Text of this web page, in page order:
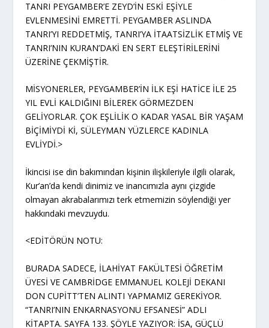
TANRI PEYGAMBER’E ZEYD’İN ESKİ EŞİYLE
EVLENMESİNİ EMRETTİ. PEYGAMBER ASLINDA
TANRI’YI REDDETMİŞ, TANRI’YA İTAATSİZLİK ETMİŞ VE
TANRI’NIN KURAN’DAKİ EN SERT ELEŞTİRİLERİNİ
ÜZERİNE ÇEKMİŞTİR.
MİSYONERLER, PEYGAMBER’İN İLK EŞİ HATİCE İLE 25
YIL EVLİ KALDIĞINI BİLEREK GÖRMEZDEN
GELİYORLAR. ÇOK EŞLİLİK O KADAR YASAL BİR YAŞAM
BİÇİMİYDİ Kİ, SÜLEYMAN YÜZLERCE KADINLA
EVLİYDİ.>
İkincisi ise din bakımından kişinin ilişkileriyle ilgili olarak,
Kur’an’da kendi dinimiz ve inancımızla aynı çizgide
olmayan akrabalarımızı terk etmemizin söylendiği yer
hakkındaki mevzuydu.
<EDİTÖRÜN NOTU:
BURADA SADECE, İLAHİYAT FAKÜLTESİ ÖĞRETİM
ÜYESİ VE CAMBRİDGE EMMANUEL KOLEJİ DEKANI
DON CUPİTT’TEN ALINTI YAPMAMIZ GEREKİYOR.
“TANRI’NIN ENKARNASYONU EFSANESİ” ADLI
KİTAPTA. SAYFA 133. ŞÖYLE YAZIYOR: İSA, GÜÇLÜ